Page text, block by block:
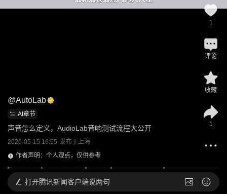
@AutoLab
AI章节
声音怎么定义，AudioLab音响测试流程大公开
2026-05-15 16:55 发布于上海
作者声明：个人观点，仅供参考
1
评论
收藏
1
打开腾讯新闻客户端说两句